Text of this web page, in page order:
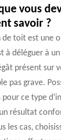
vous
savoir ?
de toit est une
à déléguer à
présent sur
pas grave.
ce type
résultat
les cas,